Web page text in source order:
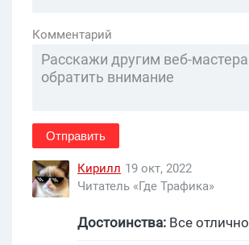
Комментарий
Отправить
Кирилл 19 окт, 2022
Читатель «Где Трафика»
Достоинства: Все отлично